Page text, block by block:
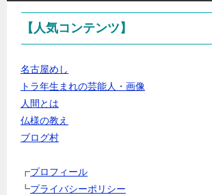
テ
リ
ー・
ル
択
【人気コンテンツ】
名古屋めし
トラ年生まれの芸能人・画像
人間とは
仏様の教え
ブログ村
┏プロフィール
┗プライバシーポリシー